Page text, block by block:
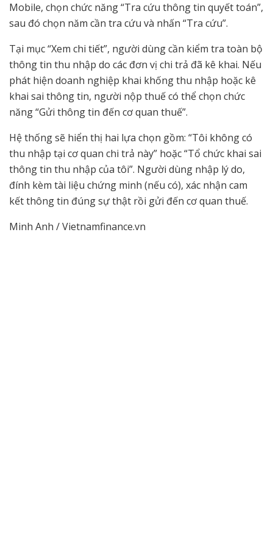
Mobile, chọn chức năng “Tra cứu thông tin quyết toán”,
sau đó chọn năm cần tra cứu và nhấn “Tra cứu”.
Tại mục “Xem chi tiết”, người dùng cần kiểm tra toàn bộ
thông tin thu nhập do các đơn vị chi trả đã kê khai. Nếu
phát hiện doanh nghiệp khai khống thu nhập hoặc kê
khai sai thông tin, người nộp thuế có thể chọn chức
năng “Gửi thông tin đến cơ quan thuế”.
Hệ thống sẽ hiển thị hai lựa chọn gồm: “Tôi không có
thu nhập tại cơ quan chi trả này” hoặc “Tổ chức khai sai
thông tin thu nhập của tôi”. Người dùng nhập lý do,
đính kèm tài liệu chứng minh (nếu có), xác nhận cam
kết thông tin đúng sự thật rồi gửi đến cơ quan thuế.
Minh Anh / Vietnamfinance.vn